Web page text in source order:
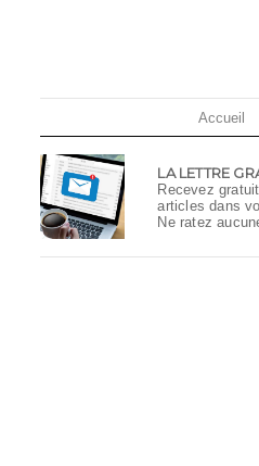
Accueil
LA LETTRE
Recevez
articles dans
Ne ratez